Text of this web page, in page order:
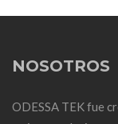
NOSOTROS
ODESSA TEK fue